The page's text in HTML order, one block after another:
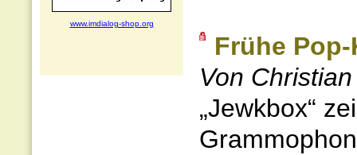
www.imdialog-shop.org
Frühe
Von
„Jewkbox“